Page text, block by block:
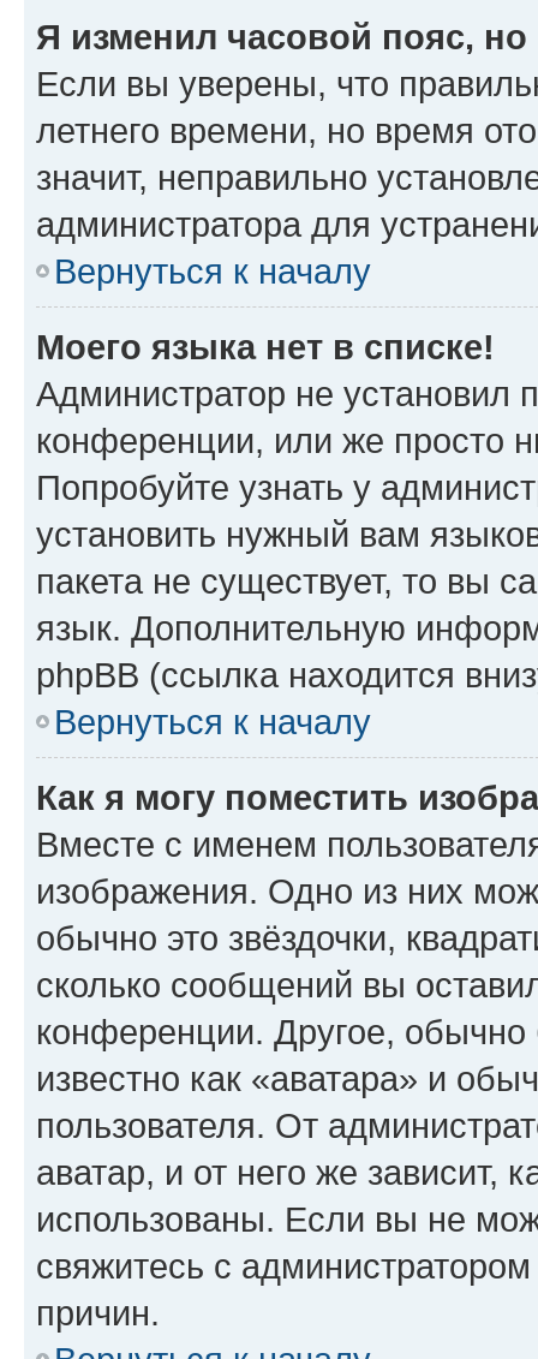
Я изменил часовой пояс,
Если вы уверены, что
летнего времени, но время
значит, неправильно
администратора для
Вернуться к началу
Моего языка нет в списке!
Администратор не установил
конференции, или же просто
Попробуйте узнать у
установить нужный вам
пакета не существует, то вы
язык. Дополнительную
phpBB (ссылка находится
Вернуться к началу
Как я могу поместить
Вместе с именем
изображения. Одно из них
обычно это звёздочки,
сколько сообщений вы
конференции. Другое,
известно как «аватара» и
пользователя. От
аватар, и от него же зависит,
использованы. Если вы не
свяжитесь с
причин.